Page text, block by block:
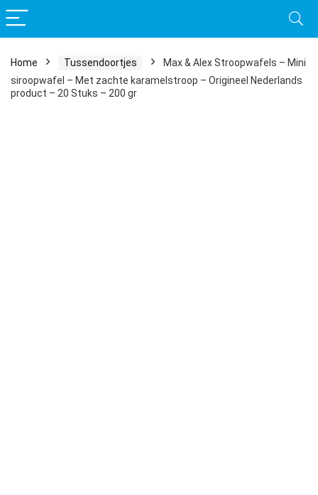
Home Tussendoortjes
Max & Alex Stroopwafels – Mini
siroopwafel – Met zachte karamelstroop – Origineel Nederlands
product – 20 Stuks – 200 gr